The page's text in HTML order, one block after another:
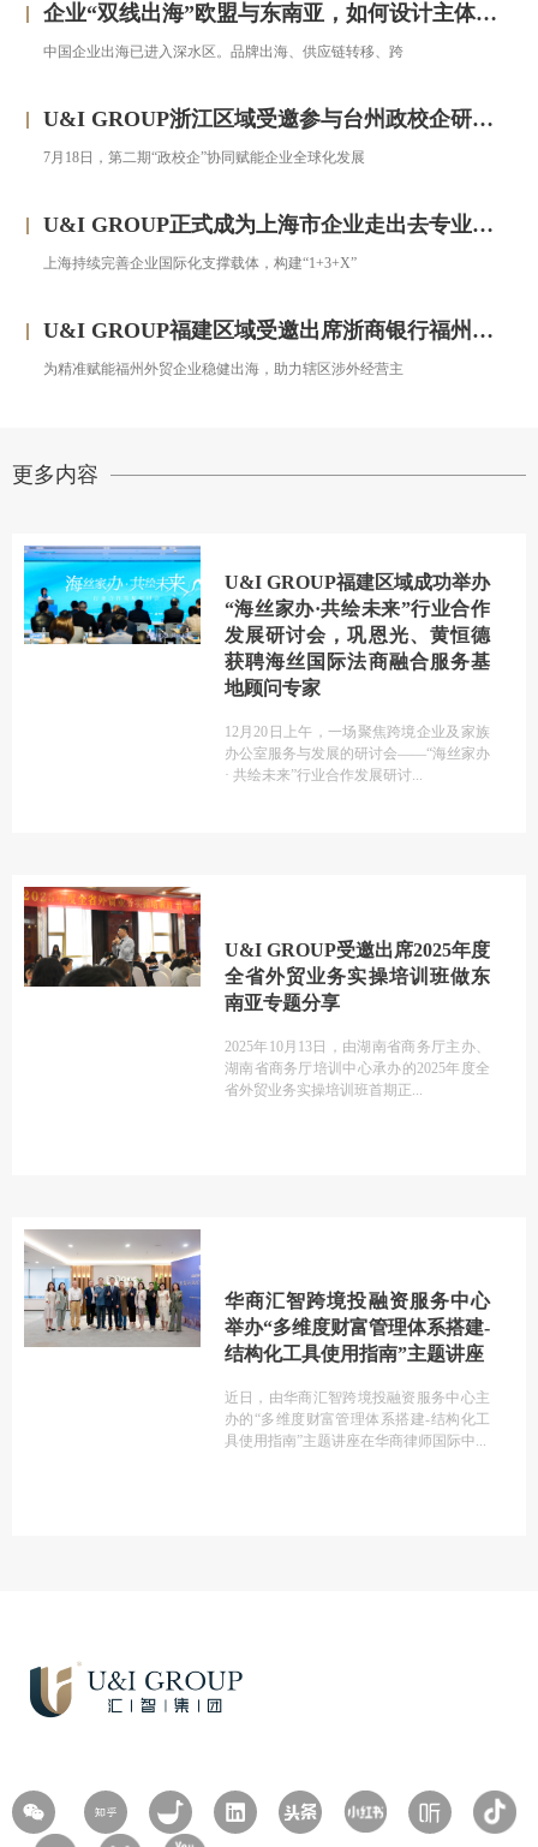
企业“双线出海”欧盟与东南亚，如何设计主体架构？——对话汇智集团
中国企业出海已进入深水区。品牌出海、供应链转移、跨
U&I GROUP浙江区域受邀参与台州政校企研修班，助力浙企搭建跨境投资合规框架
7月18日，第二期“政校企”协同赋能企业全球化发展
U&I GROUP正式成为上海市企业走出去专业服务联盟成员
上海持续完善企业国际化支撑载体，构建“1+3+X”
U&I GROUP福建区域受邀出席浙商银行福州分行跨境金融服务宣讲会圆满落幕
为精准赋能福州外贸企业稳健出海，助力辖区涉外经营主
更多内容
U&I GROUP福建区域成功举办
“海丝家办·共绘未来”行业合作
发展研讨会，巩恩光、黄恒德
获聘海丝国际法商融合服务基
地顾问专家
12月20日上午，一场聚焦跨境企业及家族
办公室服务与发展的研讨会——“海丝家办
· 共绘未来”行业合作发展研讨
U&I GROUP受邀出席2025年度
全省外贸业务实操培训班做东
南亚专题分享
2025年10月13日，由湖南省商务厅主办、
湖南省商务厅培训中心承办的2025年度全
省外贸业务实操培训班首期正
华商汇智跨境投融资服务中心
举办“多维度财富管理体系搭建-
结构化工具使用指南”主题讲座
近日，由华商汇智跨境投融资服务中心主
办的“多维度财富管理体系搭建-结构化工
具使用指南”主题讲座在华商律师国际中